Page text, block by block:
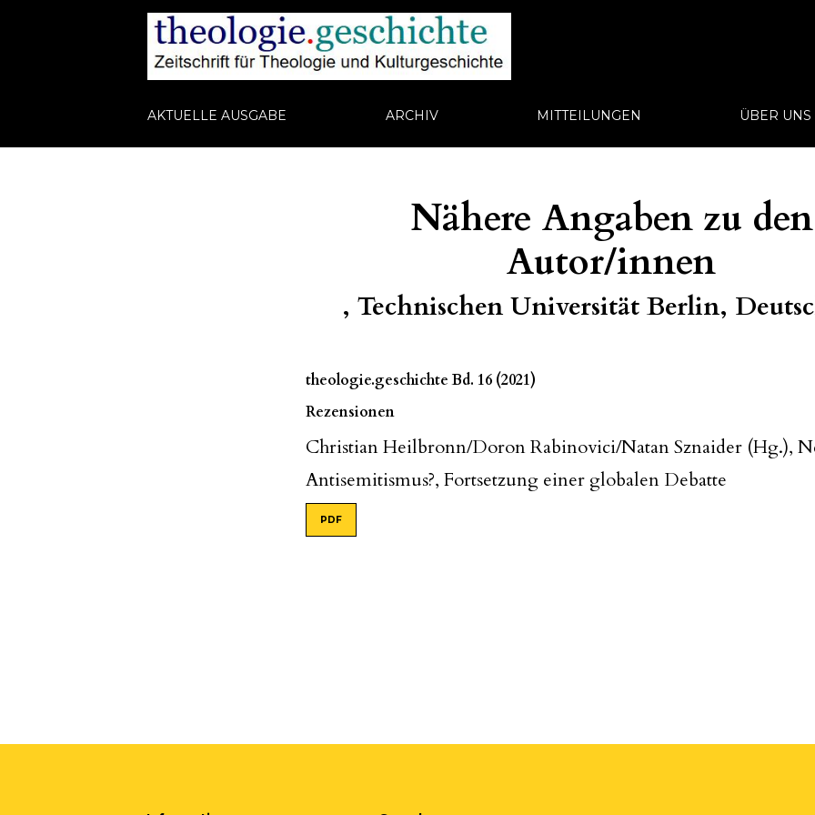
AKTUELLE AUSGABE ARCHIV MITTEILUNGEN ÜBER UNS
Nähere Angaben zu den
Autor/innen
, Technischen Universität Berlin,
theologie.geschichte Bd. 16 (2021)
Rezensionen
Christian Heilbronn/Doron Rabinovici/Natan Sznaider (Hg.),
Antisemitismus?, Fortsetzung einer globalen Debatte
PDF